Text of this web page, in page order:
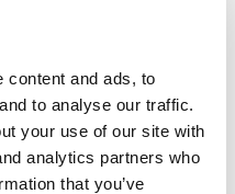
content and ads, to
to analyse our traffic.
your use of our site with
analytics partners who
that you’ve
Volvo-origineel
30725271
30725271